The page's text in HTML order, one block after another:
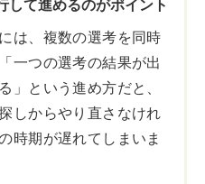
して進めるのがポイント
は、複数の選考を同時
一つの選考の結果が出
」という進め方だと、
しからやり直さなけれ
時期が遅れてしまいま